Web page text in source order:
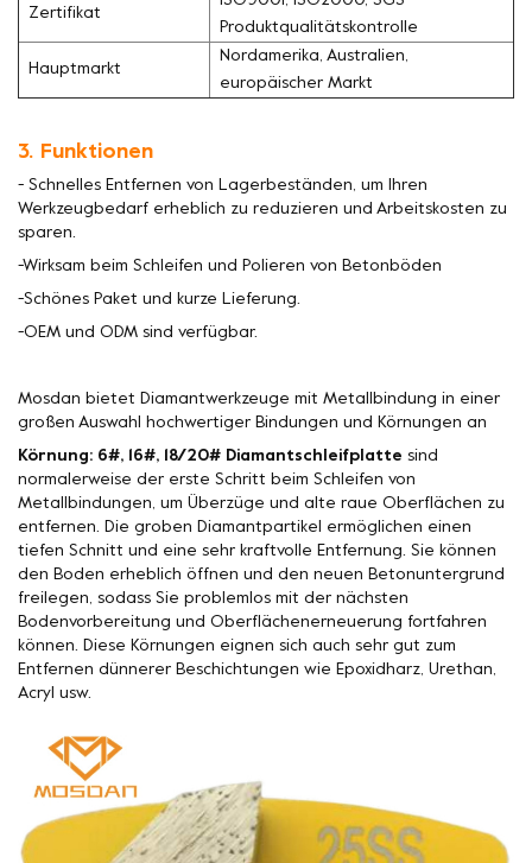
Zertifikat
Produktqualitätskontrolle
Hauptmarkt
Nordamerika, Australien,
europäischer Markt
3. Funktionen
- Schnelles Entfernen von Lagerbeständen, um Ihren
Werkzeugbedarf erheblich zu reduzieren und Arbeitskosten zu
sparen.
-Wirksam beim Schleifen und Polieren von Betonböden
-Schönes Paket und kurze Lieferung.
-OEM und ODM sind verfügbar.
Mosdan bietet Diamantwerkzeuge mit Metallbindung in einer
großen Auswahl hochwertiger Bindungen und Körnungen an
Körnung: 6#, 16#, 18/20# Diamantschleifplatte sind
normalerweise der erste Schritt beim Schleifen von
Metallbindungen, um Überzüge und alte raue Oberflächen zu
entfernen. Die groben Diamantpartikel ermöglichen einen
tiefen Schnitt und eine sehr kraftvolle Entfernung. Sie können
den Boden erheblich öffnen und den neuen Betonuntergrund
freilegen, sodass Sie problemlos mit der nächsten
Bodenvorbereitung und Oberflächenerneuerung fortfahren
können. Diese Körnungen eignen sich auch sehr gut zum
Entfernen dünnerer Beschichtungen wie Epoxidharz, Urethan,
Acryl usw.